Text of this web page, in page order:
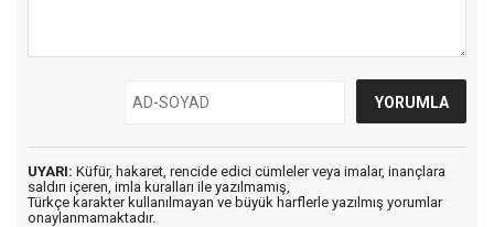
UYARI: Küfür, hakaret, rencide edici cümleler veya imalar, inançlara
saldırı içeren, imla kuralları ile yazılmamış,
Türkçe karakter kullanılmayan ve büyük harflerle yazılmış yorumlar
onaylanmamaktadır.